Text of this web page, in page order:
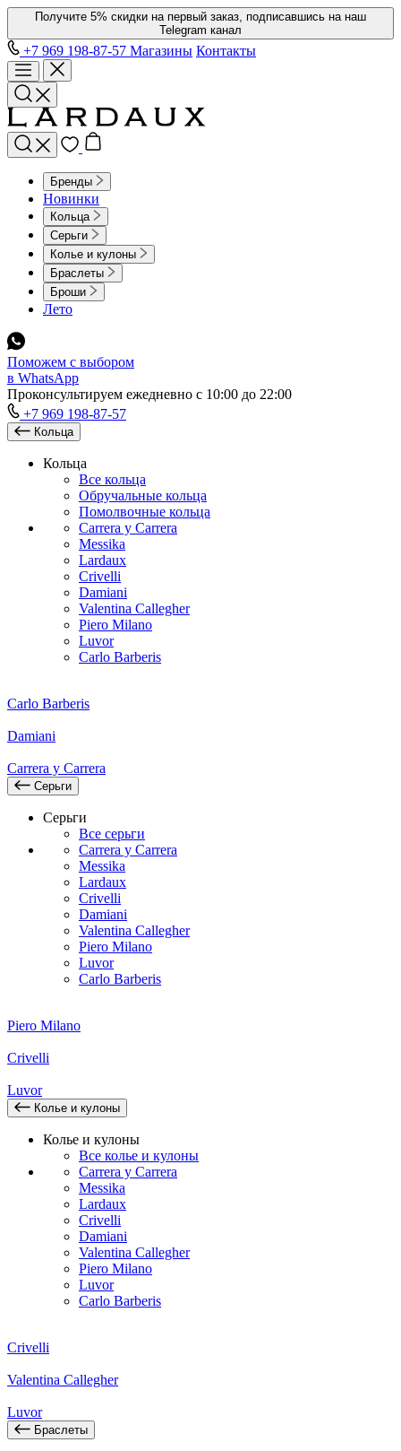
Получите 5% скидки на первый заказ, подписавшись на наш
Telegram канал
+7 969 198-87-57 Магазины Контакты
Бренды
Новинки
Кольца
Серьги
Колье и кулоны
Браслеты
Броши
Лето
Поможем с выбором
в WhatsApp
Проконсультируем ежедневно с 10:00 до 22:00
+7 969 198-87-57
Кольца
Кольца
Все кольца
Обручальные кольца
Помолвочные кольца
Carrera y Carrera
Messika
Lardaux
Crivelli
Damiani
Valentina Callegher
Piero Milano
Luvor
Carlo Barberis
Carlo Barberis
Damiani
Carrera y Carrera
Серьги
Серьги
Все серьги
Carrera y Carrera
Messika
Lardaux
Crivelli
Damiani
Valentina Callegher
Piero Milano
Luvor
Carlo Barberis
Piero Milano
Crivelli
Luvor
Колье и кулоны
Колье и кулоны
Все колье и кулоны
Carrera y Carrera
Messika
Lardaux
Crivelli
Damiani
Valentina Callegher
Piero Milano
Luvor
Carlo Barberis
Crivelli
Valentina Callegher
Luvor
Браслеты